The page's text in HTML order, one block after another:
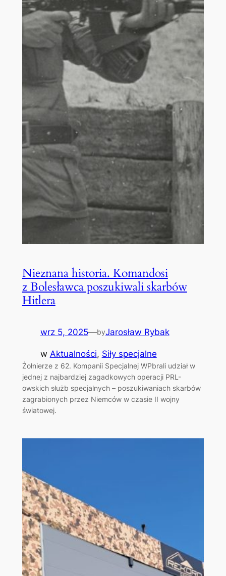
Nieznana historia. Komandosi
z Bolesławca poszukiwali skarbów
Hitlera
wrz 5, 2025—byJarosław Rybak
w Aktualności, Siły specjalne
Żołnierze z 62. Kompanii Specjalnej WPbrali udział w
jednej z najbardziej zagadkowych operacji PRL-
owskich służb specjalnych – poszukiwaniach skarbów
zagrabionych przez Niemców w czasie II wojny
światowej.